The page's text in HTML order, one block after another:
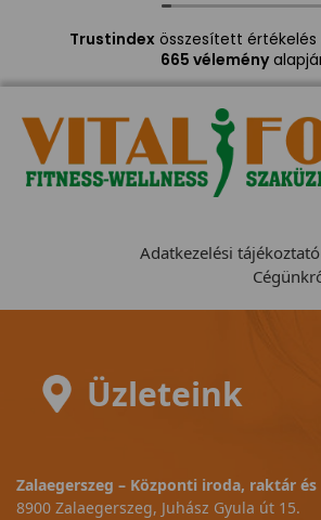
Trustindexösszesített értékelés
665 vélemény
Adatkezelési tájékoztató
Üzleteink
Zalaegerszeg – Központi iroda, raktár és
8900 Zalaegerszeg, Juhász Gyula út 15.